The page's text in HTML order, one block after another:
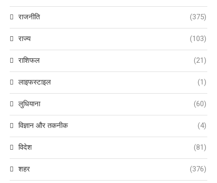
राजनीति (375)
राज्य (103)
राशिफल (21)
लाइफस्टाइल (1)
लुधियाना (60)
विज्ञान और तकनीक (4)
विदेश (81)
शहर (376)